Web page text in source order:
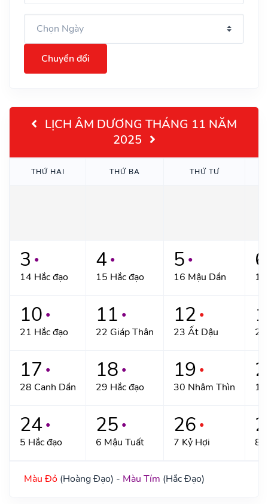
Chuyển đổi
LỊCH ÂM DƯƠNG THÁNG 11 NĂM
2025
THỨ HAI THỨ BA THỨ TƯ
3 ●
14 Hắc đạo
4 ●
15 Hắc đạo
5 ●
16 Mậu Dần
6
10 ●
21 Hắc đạo
11 ●
22 Giáp Thân
12 ●
23 Ất Dậu
17 ●
28 Canh Dần
18 ●
29 Hắc đạo
19 ●
30 Nhâm Thìn 1/
24 ●
5 Hắc đạo
25 ●
6 Mậu Tuất
26 ●
7 Kỷ Hợi 8
Màu Đỏ (Hoàng Đạo) - Màu Tím (Hắc Đạo)